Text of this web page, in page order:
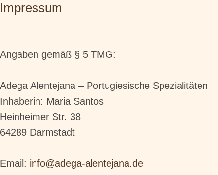
Impressum
Angaben gemäß § 5 TMG:
Adega Alentejana – Portugiesische Spezialitäten
Inhaberin: Maria Santos
Heinheimer Str. 38
64289 Darmstadt
Email: info@adega-alentejana.de